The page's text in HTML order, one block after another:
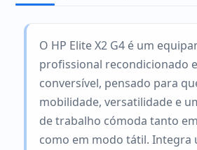
O HP Elite X2 G4 é um
profissional recondicionado
conversível, pensado para
mobilidade, versatilidade e
de trabalho cómoda tanto
como em modo tátil. Integra